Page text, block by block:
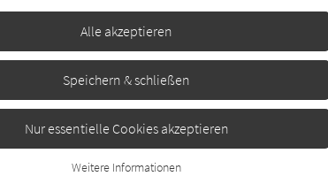
Buchtyp Autor*in Magazin
Crye
Alle akzeptieren
Speichern & schließen
Nur essentielle Cookies akzeptieren
Weitere Informationen